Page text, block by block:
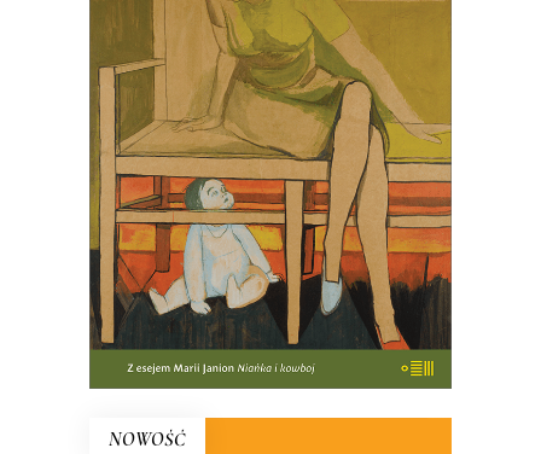
HISTORIA MIŁOŚCI
MACIERZYŃSKIEJ (ebook)
PREMIERA w kwietniu
47.00 zł
E-BOOK DO KOSZYKA
NOWOŚĆ